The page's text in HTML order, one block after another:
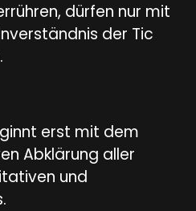
dürfen nur mit
der Tic
erst mit dem
Abklärung aller
und